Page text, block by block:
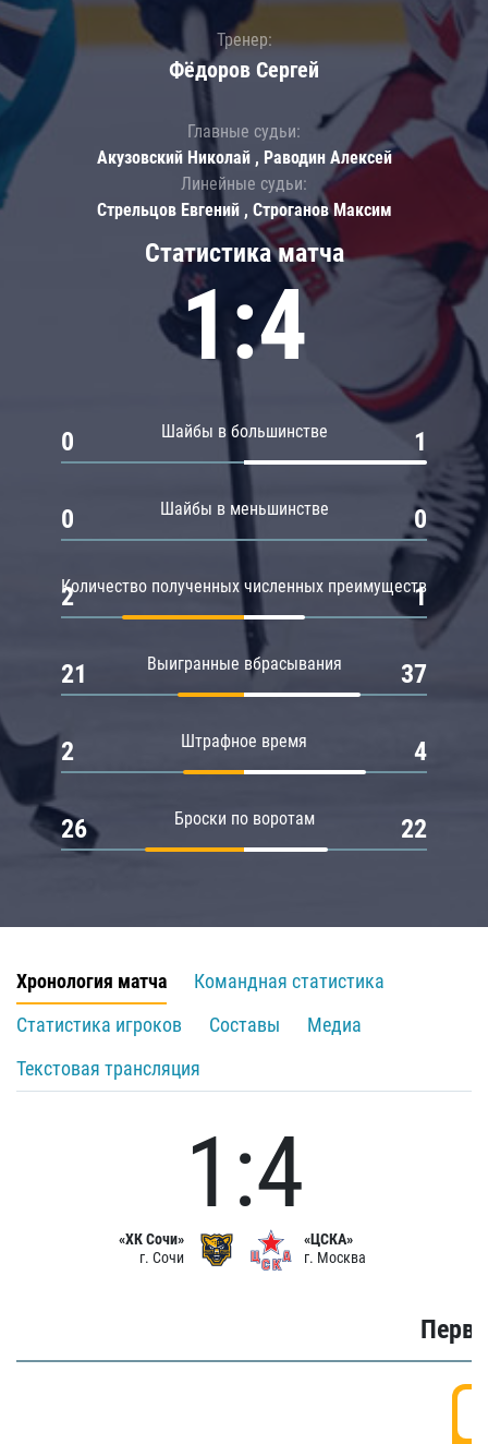
Статистика матча
1:4
Шайбы в большинстве
0 1
Шайбы в меньшинстве
0 0
Количество полученных численных преимуществ
2 1
Выигранные вбрасывания
21 37
Штрафное время
2 4
Броски по воротам
26 22
Тренер:
Фёдоров Сергей
Главные судьи:
Акузовский Николай , Раводин Алексей
Линейные судьи:
Стрельцов Евгений , Строганов Максим
Хронология матча
Командная статистика
Статистика игроков
Составы
Медиа
Текстовая трансляция
«ХК Сочи»
г. Сочи
1:4
«ЦСКА»
г. Москва